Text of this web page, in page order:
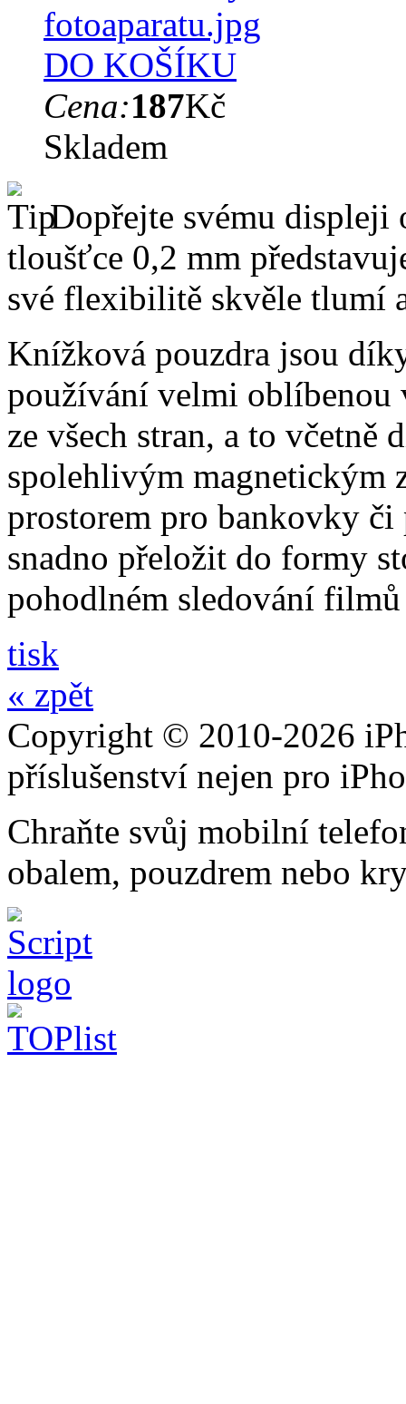
DO KOŠÍKU
Cena:187Kč
Skladem
Dopřejte svému displeji
tloušťce 0,2 mm
své flexibilitě skvěle tlumí
Knížková pouzdra jsou
používání velmi oblíbenou
ze všech stran, a to včetně
spolehlivým magnetickým
prostorem pro bankovky
snadno přeložit do formy
pohodlném sledování
tisk
« zpět
Copyright © 2010-2026
příslušenství nejen pro
Chraňte svůj mobilní
obalem, pouzdrem nebo